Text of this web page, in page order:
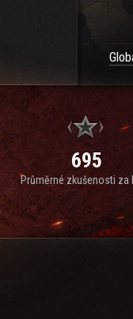
695
Průměrné zkušenosti za